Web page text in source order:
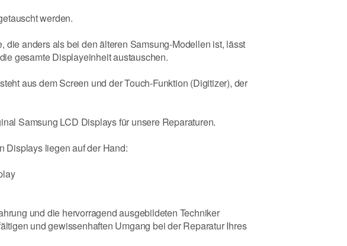
werden.
die anders als bei den älteren Samsung-Modellen ist, lässt
gesamte Displayeinheit austauschen.
aus dem Screen und der Touch-Funktion (Digitizer), der
Samsung LCD Displays für unsere Reparaturen.
Displays liegen auf der Hand:
und die hervorragend ausgebildeten Techniker
und gewissenhaften Umgang bei der Reparatur Ihres